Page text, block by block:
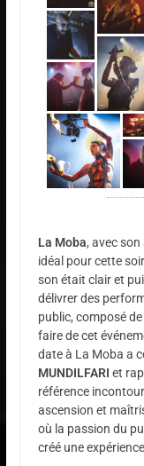
La Moba, avec
idéal pour cette
son était clair et
délivrer des
public, composé
faire de cet
date à La Moba a
MUNDILFARI et
référence
ascension et
où la passion du
créé une